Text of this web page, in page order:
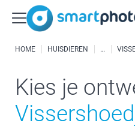
HOME HUISDIEREN
Kies je